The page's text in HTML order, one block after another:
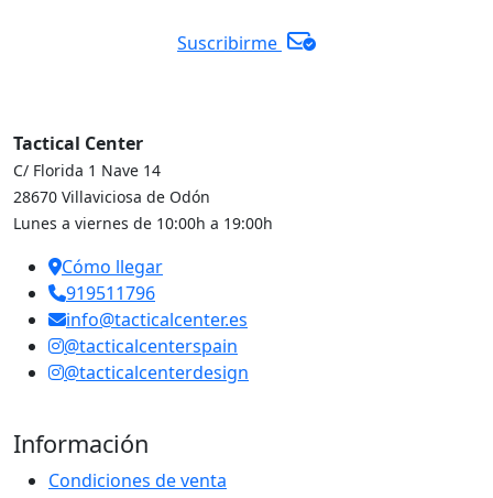
Suscribirme
Tactical Center
C/ Florida 1 Nave 14
28670 Villaviciosa de Odón
Lunes a viernes de 10:00h a 19:00h
Cómo llegar
919511796
info@tacticalcenter.es
@tacticalcenterspain
@tacticalcenterdesign
Información
Condiciones de venta